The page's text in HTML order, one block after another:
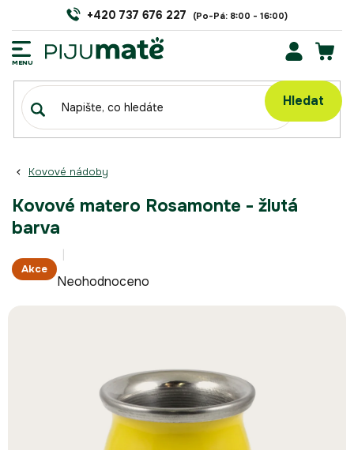
Hledat
+420 737 676 227
Kovové nádoby
Kovové matero Rosamonte - žlutá
barva
Akce
Průměrné
hodnocení
Neohodnoceno